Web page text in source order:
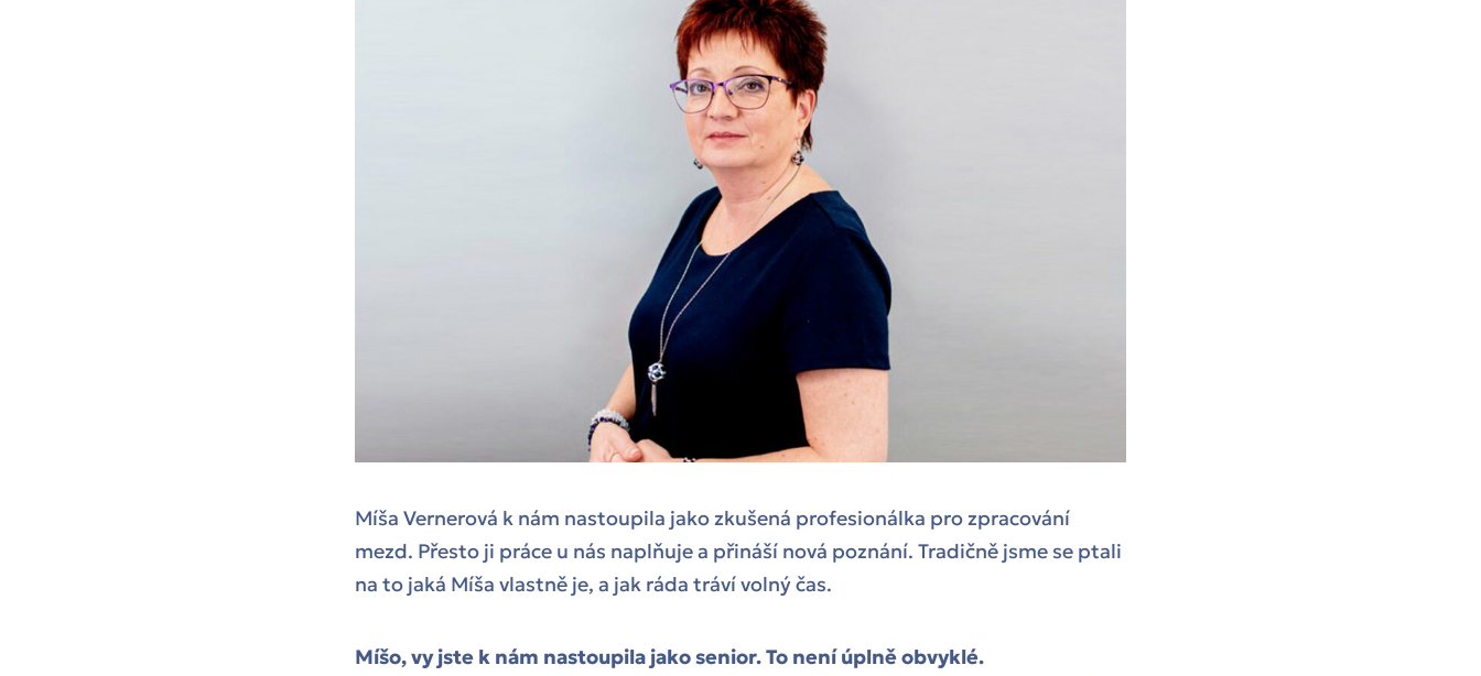
Míša Vernerová k nám nastoupila jako zkušená profesionálka pro zpracování
mezd. Přesto ji práce u nás naplňuje a přináší nová poznání. Tradičně jsme se ptali
na to jaká Míša vlastně je, a jak ráda tráví volný čas.
Míšo, vy jste k nám nastoupila jako senior. To není úplně obvyklé.